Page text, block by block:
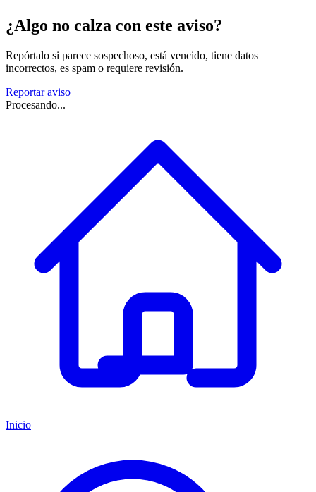
¿Algo no calza con este aviso?
Repórtalo si parece sospechoso, está vencido, tiene datos
incorrectos, es spam o requiere revisión.
Reportar aviso
Procesando...
Inicio